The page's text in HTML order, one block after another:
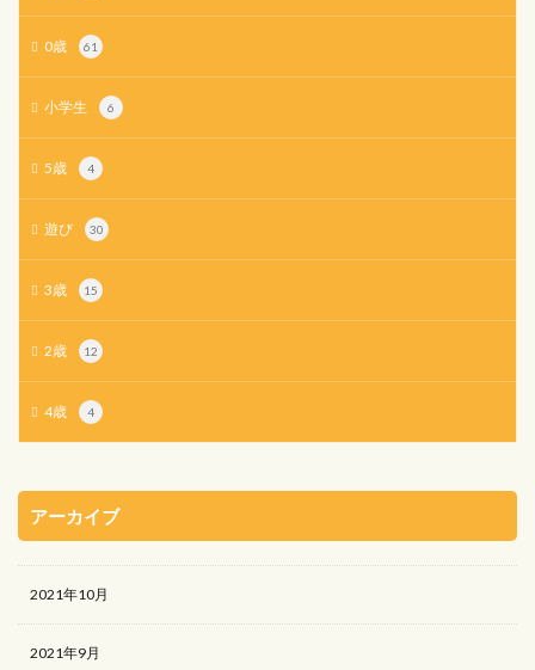
0歳 61
小学生 6
5歳 4
遊び 30
3歳 15
2歳 12
4歳 4
アーカイブ
2021年10月
2021年9月